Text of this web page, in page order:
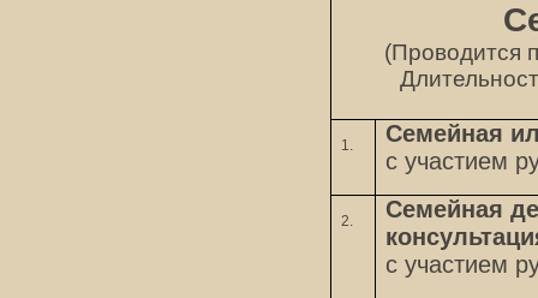
(Проводится
1.
Семейная
с участием
2.
Семейная
с участием